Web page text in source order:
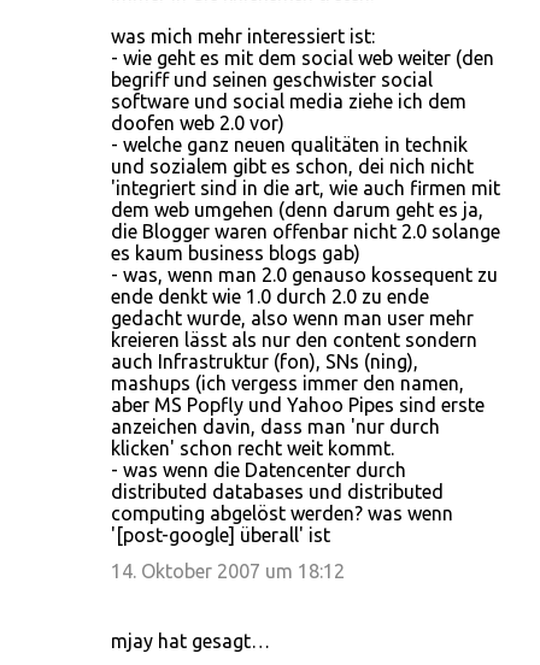
was mich mehr interessiert ist:
- wie geht es mit dem social web weiter (den
begriff und seinen geschwister social
software und social media ziehe ich dem
doofen web 2.0 vor)
- welche ganz neuen qualitäten in technik
und sozialem gibt es schon, dei nich nicht
'integriert sind in die art, wie auch firmen mit
dem web umgehen (denn darum geht es ja,
die Blogger waren offenbar nicht 2.0 solange
es kaum business blogs gab)
- was, wenn man 2.0 genauso kossequent zu
ende denkt wie 1.0 durch 2.0 zu ende
gedacht wurde, also wenn man user mehr
kreieren lässt als nur den content sondern
auch Infrastruktur (fon), SNs (ning),
mashups (ich vergess immer den namen,
aber MS Popfly und Yahoo Pipes sind erste
anzeichen davin, dass man 'nur durch
klicken' schon recht weit kommt.
- was wenn die Datencenter durch
distributed databases und distributed
computing abgelöst werden? was wenn
'[post-google] überall' ist
14. Oktober 2007 um 18:12
mjay hat gesagt…